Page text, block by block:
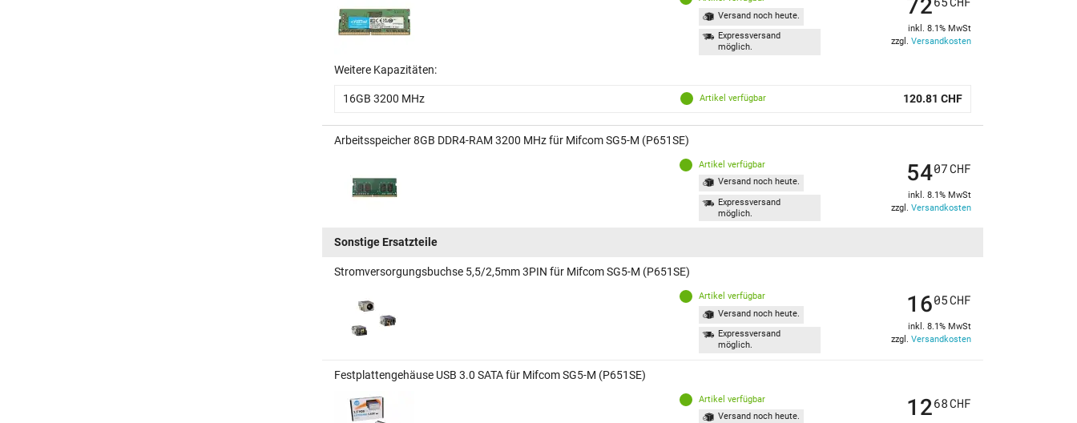
Versand noch heute.
Expressversand
möglich.
inkl. 8.1% MwSt
zzgl. Versandkosten
Weitere Kapazitäten:
16GB 3200 MHz Artikel verfügbar 120.81 CHF
Arbeitsspeicher 8GB DDR4-RAM 3200 MHz für Mifcom SG5-M (P651SE)
Artikel verfügbar
Versand noch heute.
Expressversand
möglich.
5407CHF
inkl. 8.1% MwSt
zzgl. Versandkosten
Sonstige Ersatzteile
Stromversorgungsbuchse 5,5/2,5mm 3PIN für Mifcom SG5-M (P651SE)
Artikel verfügbar
Versand noch heute.
Expressversand
möglich.
1605CHF
inkl. 8.1% MwSt
zzgl. Versandkosten
Festplattengehäuse USB 3.0 SATA für Mifcom SG5-M (P651SE)
Artikel verfügbar
Versand noch heute.
1268CHF